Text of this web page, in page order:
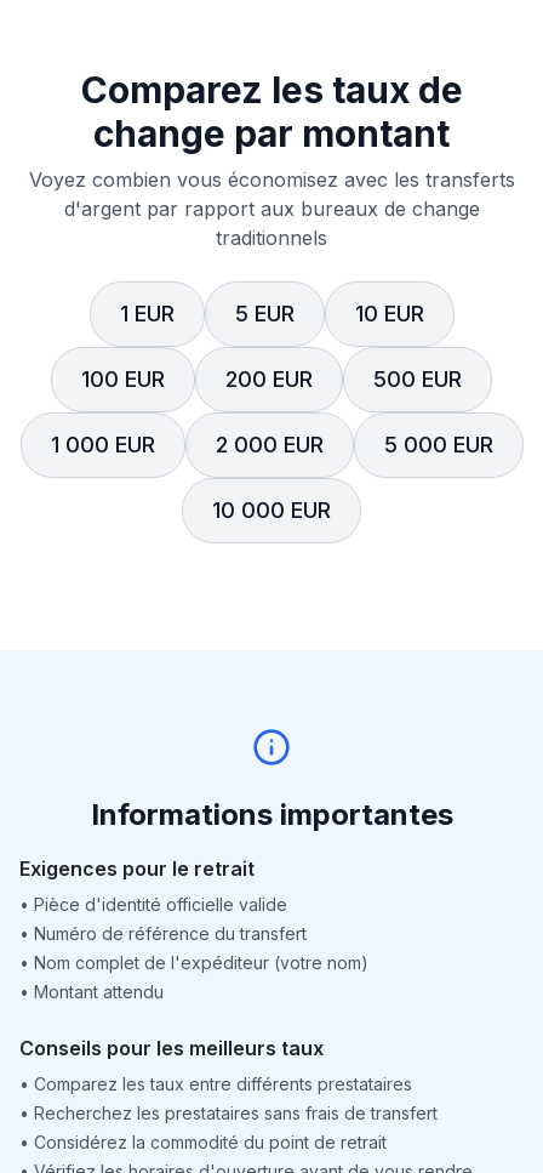
Comparez les taux de
change par montant
Voyez combien vous économisez avec les transferts
d'argent par rapport aux bureaux de change
traditionnels
1 EUR 5 EUR 10 EUR
100 EUR 200 EUR 500 EUR
1 000 EUR 2 000 EUR 5 000 EUR
10 000 EUR
Informations importantes
Exigences pour le retrait
• Pièce d'identité officielle valide
• Numéro de référence du transfert
• Nom complet de l'expéditeur (votre nom)
• Montant attendu
Conseils pour les meilleurs taux
• Comparez les taux entre différents prestataires
• Recherchez les prestataires sans frais de transfert
• Considérez la commodité du point de retrait